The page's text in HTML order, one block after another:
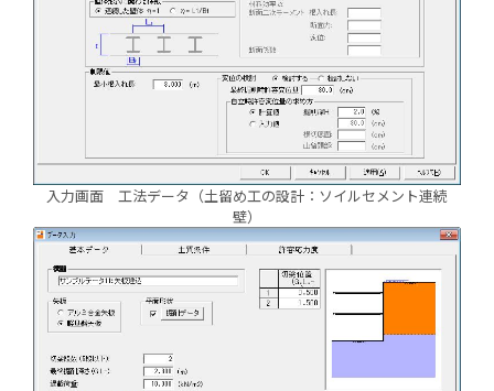
入力画面 工法データ（土留め工の設計：ソイルセメント連続
壁）